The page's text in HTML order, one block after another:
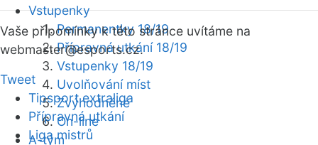
Vstupenky
Permanentky 18/19
Přípravná utkání 18/19
Vstupenky 18/19
Uvolňování míst
Zvýhodněné
On-line
A-tým
Vaše připomínky k této stránce uvítáme na
webmaster@esports.cz.
Tweet
Tipsport extraliga
Přípravná utkání
Liga mistrů